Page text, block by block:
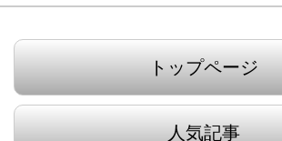
トップページ
人気記事